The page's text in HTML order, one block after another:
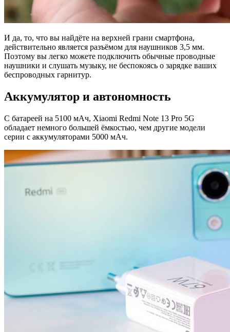
И да, то, что вы найдёте на верхней грани смартфона,
действительно является разъёмом для наушников 3,5 мм.
Поэтому вы легко можете подключить обычные проводные
наушники и слушать музыку, не беспокоясь о зарядке ваших
беспроводных гарнитур.
Аккумулятор и автономность
С батареей на 5100 мАч, Xiaomi Redmi Note 13 Pro 5G
обладает немного большей ёмкостью, чем другие модели
серии с аккумуляторами 5000 мАч.